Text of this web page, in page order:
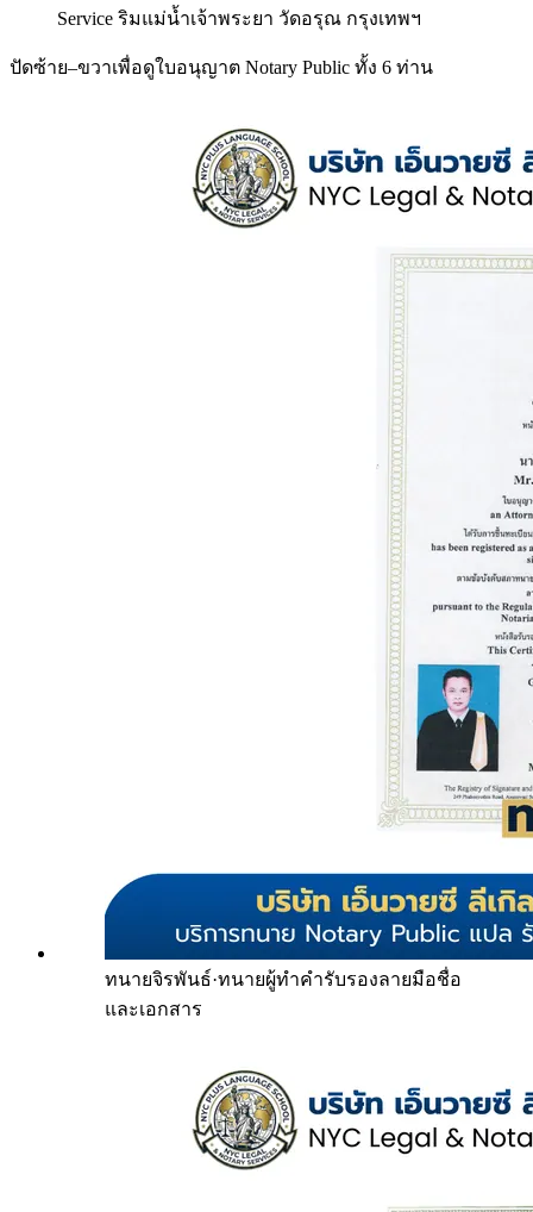
Service ริมแม่น้ำเจ้าพระยา วัดอรุณ กรุงเทพฯ
ปัดซ้าย–ขวาเพื่อดูใบอนุญาต Notary Public ทั้ง 6 ท่าน
ทนายจิรพันธ์·ทนายผู้ทำคำรับรองลายมือชื่อ
และเอกสาร